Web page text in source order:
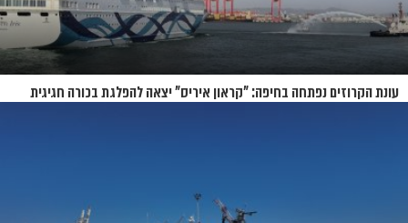
עונת הקרוזים נפתחה בחיפה: "קראון איריס" יצאה להפלגת בכורה חגיגית